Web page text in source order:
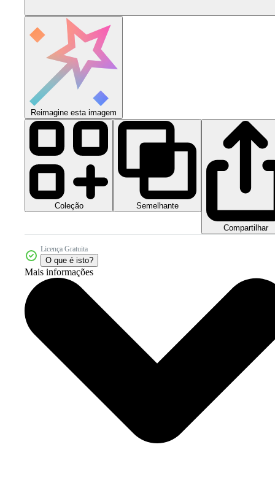
Reimagine esta imagem
Coleção Semelhante
Compartilhar
Licença Gratuita
O que é isto?
Mais informações